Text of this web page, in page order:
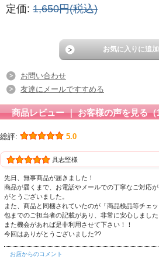
定価: 1,650円(税込)
お問い合わせ
友達にメールですすめる
商品レビュー ｜ お客様の声を見る（
総評: 5.0
具志堅様
先日、無事商品が届きました！
商品が届くまで、お電話やメールでの丁寧なご対応
がとうございました。
また、商品と同梱されていたのが「商品検品等チェ
包までのご担当者の記載があり、非常に安心しました
また機会があれば是非利用させて下さい！！
今回はありがとうございました??
お店からのコメント